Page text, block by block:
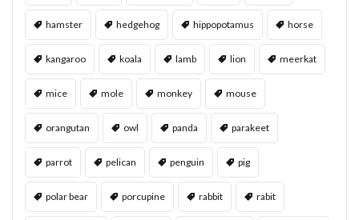
hamster hedgehog hippopotamus horse
kangaroo koala lamb lion meerkat
mice mole monkey mouse
orangutan owl panda parakeet
parrot pelican penguin pig
polar bear porcupine rabbit rabit